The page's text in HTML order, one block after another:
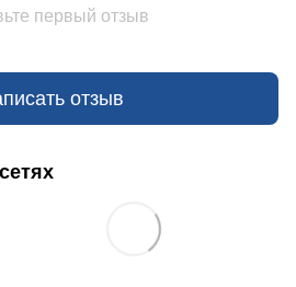
первый отзыв
отзыв